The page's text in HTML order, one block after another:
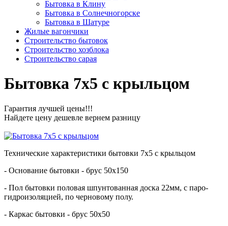
Бытовка в Клину
Бытовка в Солнечногорске
Бытовка в Шатуре
Жилые вагончики
Строительство бытовок
Строительство хозблока
Строительство сарая
Бытовка 7х5 с крыльцом
Гарантия лучшей цены!!!
Найдете цену дешевле вернем разницу
Технические характеристики бытовки 7х5 с крыльцом
- Основание бытовки - брус 50х150
- Пол бытовки половая шпунтованная доска 22мм, с паро-
гидроизоляцией, по черновому полу.
- Каркас бытовки - брус 50х50